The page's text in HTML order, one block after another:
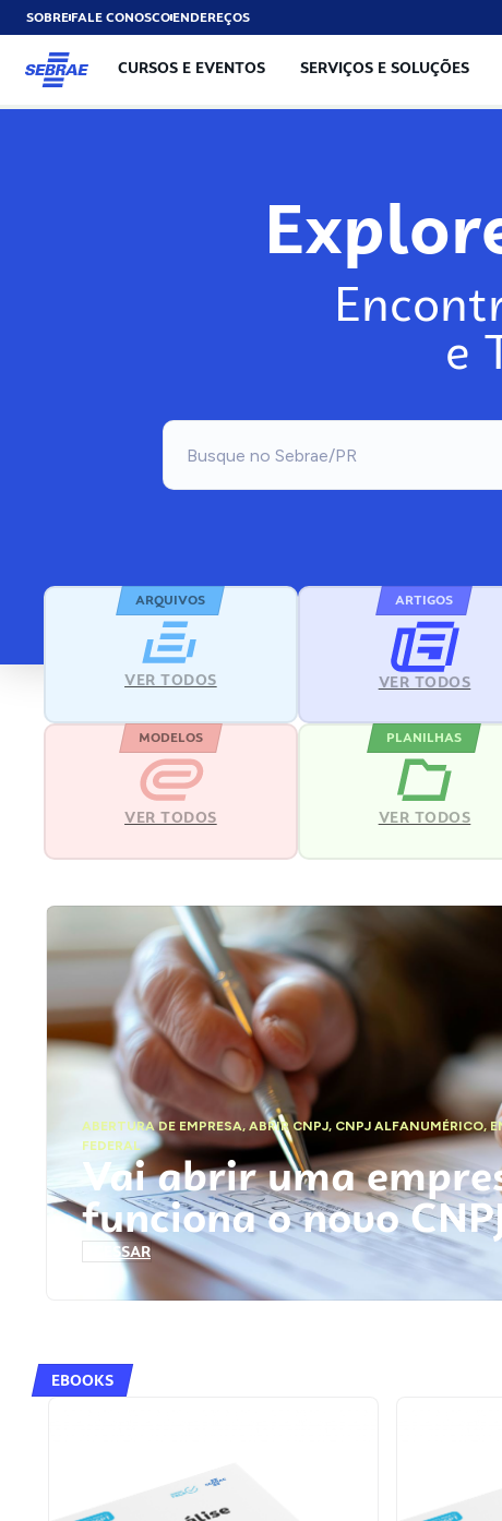
SOBREFALE CONOSCOENDEREÇOS
CURSOS E EVENTOS SERVIÇOS E SOLUÇÕES
e
ARQUIVOS
VER TODOS
ARTIGOS
VER TODOS
MODELOS
VER TODOS
PLANILHAS
VER TODOS
ABERTURA DE EMPRESA,ABRIR CNPJ, CNPJ ALFANUMÉRICO,
FEDERAL
Vai abrir uma
funciona o novo
ACESSAR
EBOOKS